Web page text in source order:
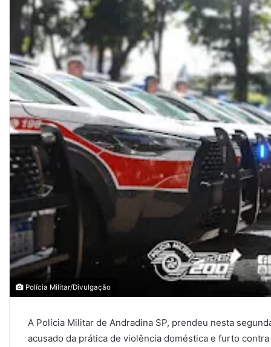
Polícia Militar/Divulgação
A Polícia Militar de Andradina SP, prendeu nesta
acusado da prática de violência doméstica e furto